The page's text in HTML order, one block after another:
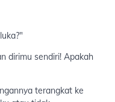
dirimu sendiri! Apakah
terangkat ke